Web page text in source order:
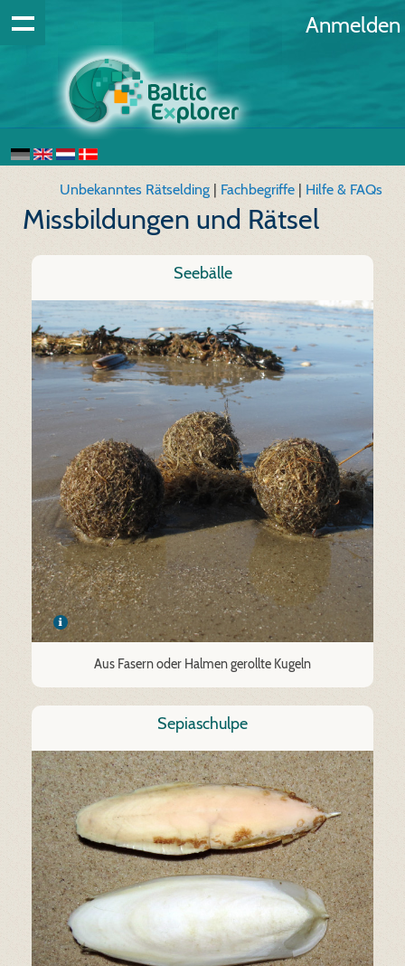
Anmelden
Unbekanntes Rätselding | Fachbegriffe | Hilfe & FAQs
Missbildungen und Rätsel
Seebälle
Aus Fasern oder Halmen gerollte Kugeln
Sepiaschulpe